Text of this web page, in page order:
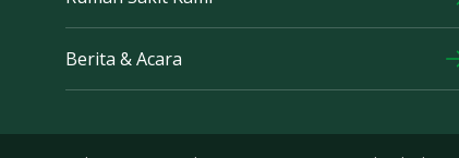
Berita & Acara